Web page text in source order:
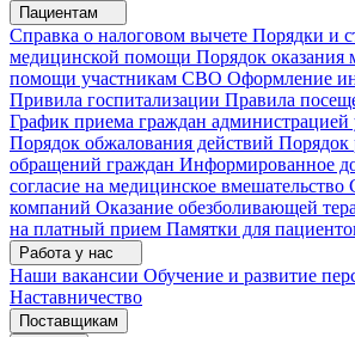
Пациентам
Справка о налоговом вычете Порядки и
медицинской помощи Порядок оказания
помощи участникам СВО Оформление
Привила госпитализации Правила
График приема граждан администрацией
Порядок обжалования действий Порядок
обращений граждан Информированное
согласие на медицинское вмешательство
компаний Оказание обезболивающей
на платный прием Памятки для
Работа у нас
Наши вакансии Обучение и развитие
Наставничество
Поставщикам